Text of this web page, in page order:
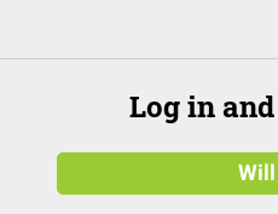
Log in
Will